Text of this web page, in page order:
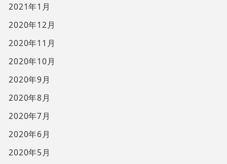
2021年1月
2020年12月
2020年11月
2020年10月
2020年9月
2020年8月
2020年7月
2020年6月
2020年5月